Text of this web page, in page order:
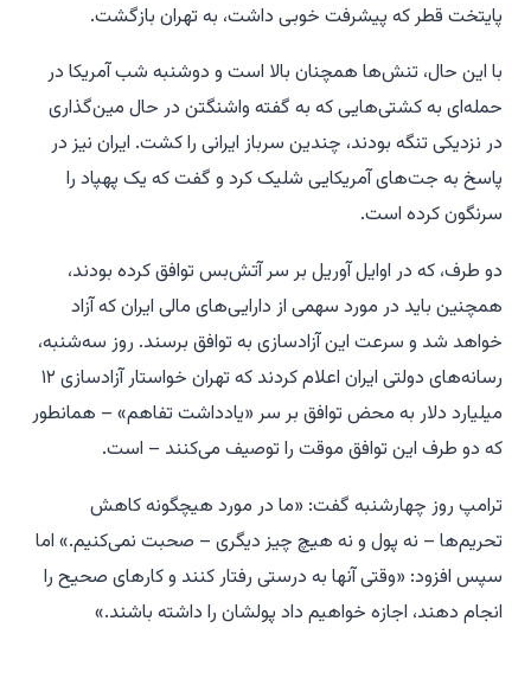
پایتخت قطر که پیشرفت خوبی داشت، به تهران بازگشت.
با این حال، تنش‌ها همچنان بالا است و دوشنبه شب آمریکا در
حمله‌ای به کشتی‌هایی که به گفته واشنگتن در حال مین‌گذاری
در نزدیکی تنگه بودند، چندین سرباز ایرانی را کشت. ایران نیز در
پاسخ به جت‌های آمریکایی شلیک کرد و گفت که یک پهپاد را
سرنگون کرده است.
دو طرف، که در اوایل آوریل بر سر آتش‌بس توافق کرده بودند،
همچنین باید در مورد سهمی از دارایی‌های مالی ایران که آزاد
خواهد شد و سرعت این آزادسازی به توافق برسند. روز سه‌شنبه،
رسانه‌های دولتی ایران اعلام کردند که تهران خواستار آزادسازی ۱۲
میلیارد دلار به محض توافق بر سر «یادداشت تفاهم» – همانطور
که دو طرف این توافق موقت را توصیف می‌کنند – است.
ترامپ روز چهارشنبه گفت: «ما در مورد هیچگونه کاهش
تحریم‌ها – نه پول و نه هیچ چیز دیگری – صحبت نمی‌کنیم.» اما
سپس افزود: «وقتی آنها به درستی رفتار کنند و کارهای صحیح را
انجام دهند، اجازه خواهیم داد پولشان را داشته باشند.»